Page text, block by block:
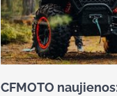
CFMOTO